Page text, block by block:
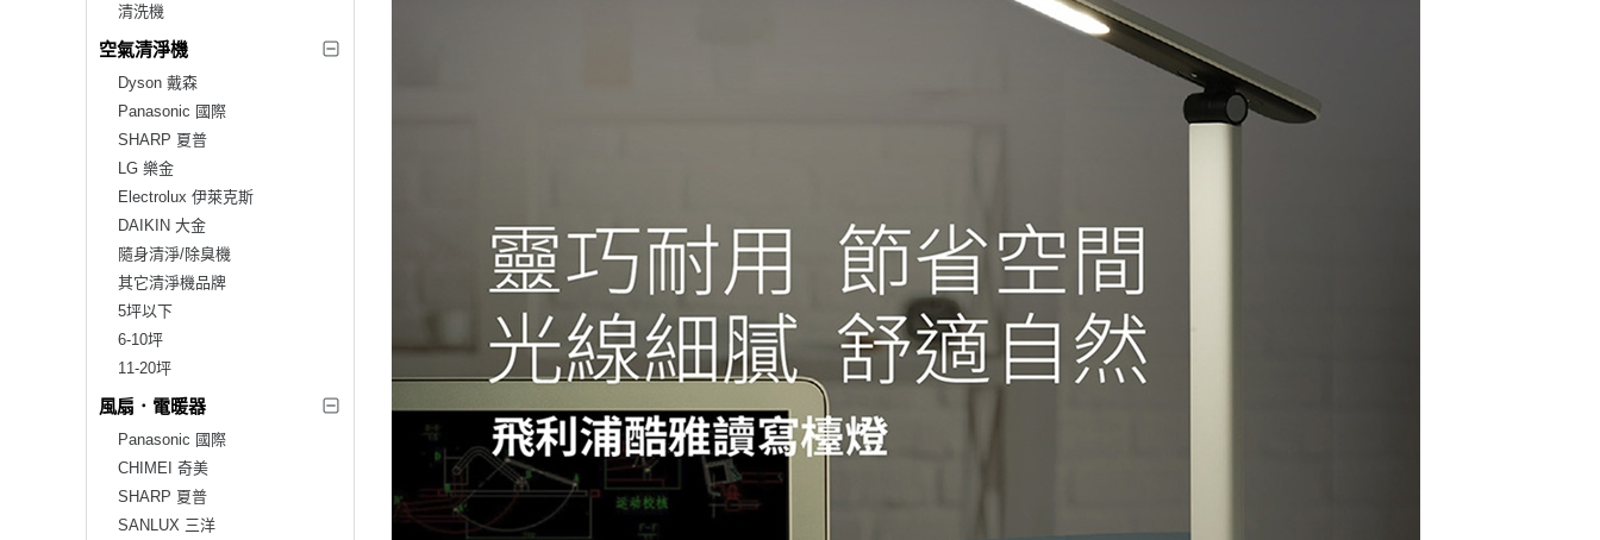
清洗機
空氣清淨機
Dyson 戴森
Panasonic 國際
SHARP 夏普
LG 樂金
Electrolux 伊萊克斯
DAIKIN 大金
隨身清淨/除臭機
其它清淨機品牌
5坪以下
6-10坪
11-20坪
風扇．電暖器
Panasonic 國際
CHIMEI 奇美
SHARP 夏普
SANLUX 三洋